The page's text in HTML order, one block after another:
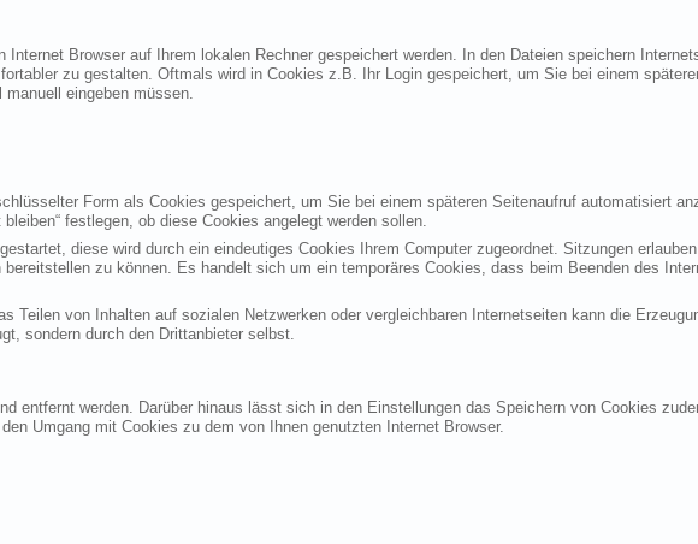
Browser auf Ihrem lokalen Rechner gespeichert werden. In den Dateien speichern
zu gestalten. Oftmals wird in Cookies z.B. Ihr Login gespeichert, um Sie bei einem
eingeben müssen.
Form als Cookies gespeichert, um Sie bei einem späteren Seitenaufruf automatisiert
festlegen, ob diese Cookies angelegt werden sollen.
diese wird durch ein eindeutiges Cookies Ihrem Computer zugeordnet. Sitzungen
zu können. Es handelt sich um ein temporäres Cookies, dass beim Beenden des
Teilen von Inhalten auf sozialen Netzwerken oder vergleichbaren Internetseiten kann die
sondern durch den Drittanbieter selbst.
entfernt werden. Darüber hinaus lässt sich in den Einstellungen das Speichern von Cookies
Umgang mit Cookies zu dem von Ihnen genutzten Internet Browser.